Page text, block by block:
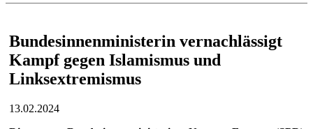
Bundesinnenministerin vernachlässigt
Kampf gegen Islamismus und
Linksextremismus
13.02.2024